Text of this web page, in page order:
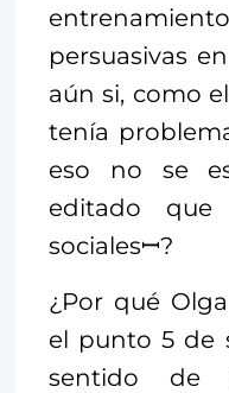
persuasivas
aún si, como
tenía
eso no se
editado que
socialesꟷ?
¿Por qué
el punto 5 de
sentido de